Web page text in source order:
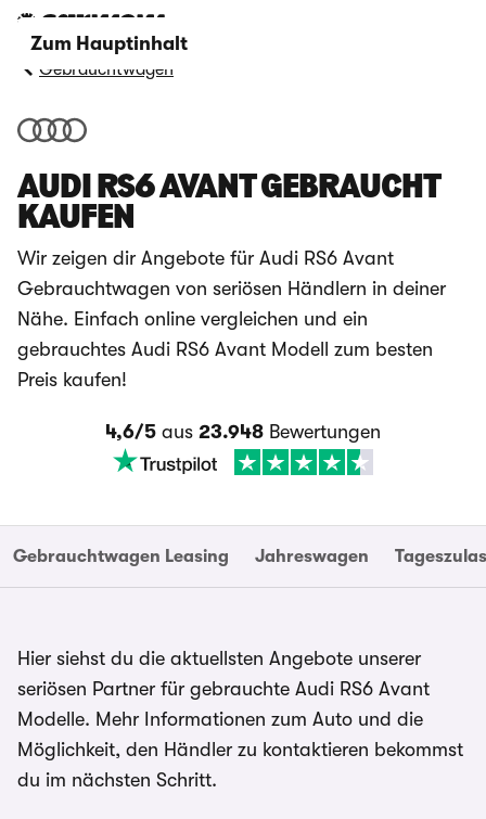
Zum Hauptinhalt
Gebrauchtwagen
AUDI RS6 AVANT GEBRAUCHT
KAUFEN
Wir zeigen dir Angebote für Audi RS6 Avant
Gebrauchtwagen von seriösen Händlern in deiner
Nähe. Einfach online vergleichen und ein
gebrauchtes Audi RS6 Avant Modell zum besten
Preis kaufen!
4,6/5 aus 23.948 Bewertungen
Gebrauchtwagen Leasing Jahreswagen
Hier siehst du die aktuellsten Angebote unserer
seriösen Partner für gebrauchte Audi RS6 Avant
Modelle. Mehr Informationen zum Auto und die
Möglichkeit, den Händler zu kontaktieren bekommst
du im nächsten Schritt.